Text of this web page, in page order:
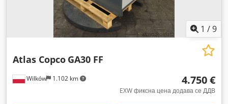
1 /9
Wilków 1.102 km
Atlas Copco GA30 FF
4.750 €
EXW фиксна цена додава се ДДВ